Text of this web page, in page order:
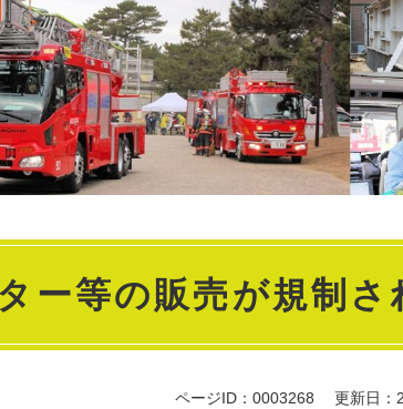
ー等の販売が規制さ
ページID：0003268 更新日：